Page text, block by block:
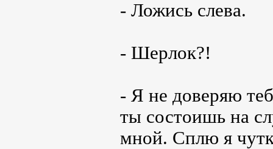
- Ложись слева.
- Шерлок?!
- Я не доверяю
ты состоишь на
мной. Сплю я